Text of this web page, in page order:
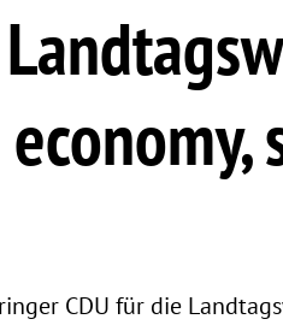
CDU für die